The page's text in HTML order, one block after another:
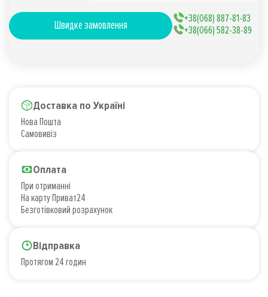
Швидке замовлення
+38(068) 887-81-83
+38(066) 582-38-89
Доставка по Україні
Нова Пошта
Самовивіз
Оплата
При отриманні
На карту Приват24
Безготівковий розрахунок
Відправка
Протягом 24 годин